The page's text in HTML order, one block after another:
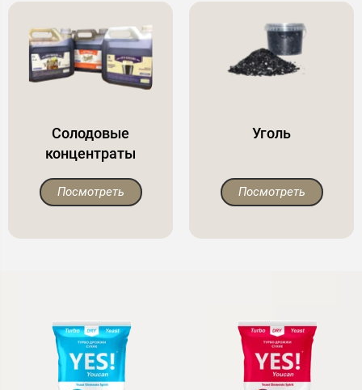
Солодовые
концентраты
Посмотреть
Уголь
Посмотреть